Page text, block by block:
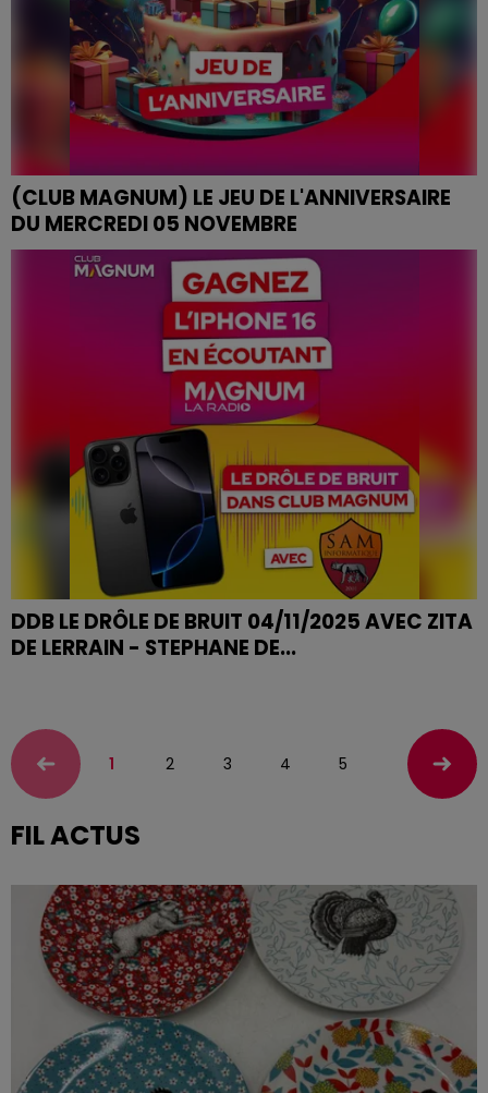
(CLUB MAGNUM) LE JEU DE L'ANNIVERSAIRE
DU MERCREDI 05 NOVEMBRE
JEU DE L'ANNIVERSAIRE DU MERCREDI 05 NOVEMBRE
DDB LE DRÔLE DE BRUIT 04/11/2025 AVEC ZITA
DE LERRAIN - STEPHANE DE...
1 2 3 4 5
FIL ACTUS